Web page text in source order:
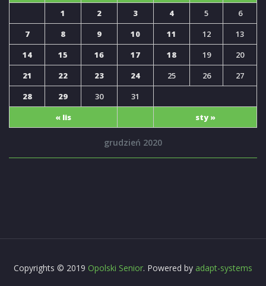
grudzień 2020
« lis sty »
1 2 3 4 5
6
7
8 9 10 11 12
13
14
15 16 17 18 19
20
21
22 23 24 25 26
27
28
29 30 31
Copyrights © 2019 Opolski Senior. Powered by adapt-systems